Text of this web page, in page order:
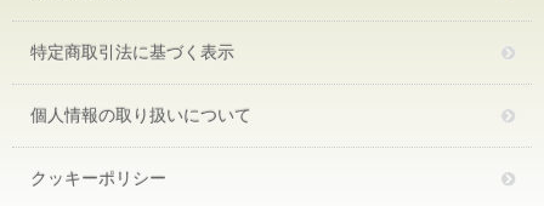
特定商取引法に基づく表示
個人情報の取り扱いについて
クッキーポリシー